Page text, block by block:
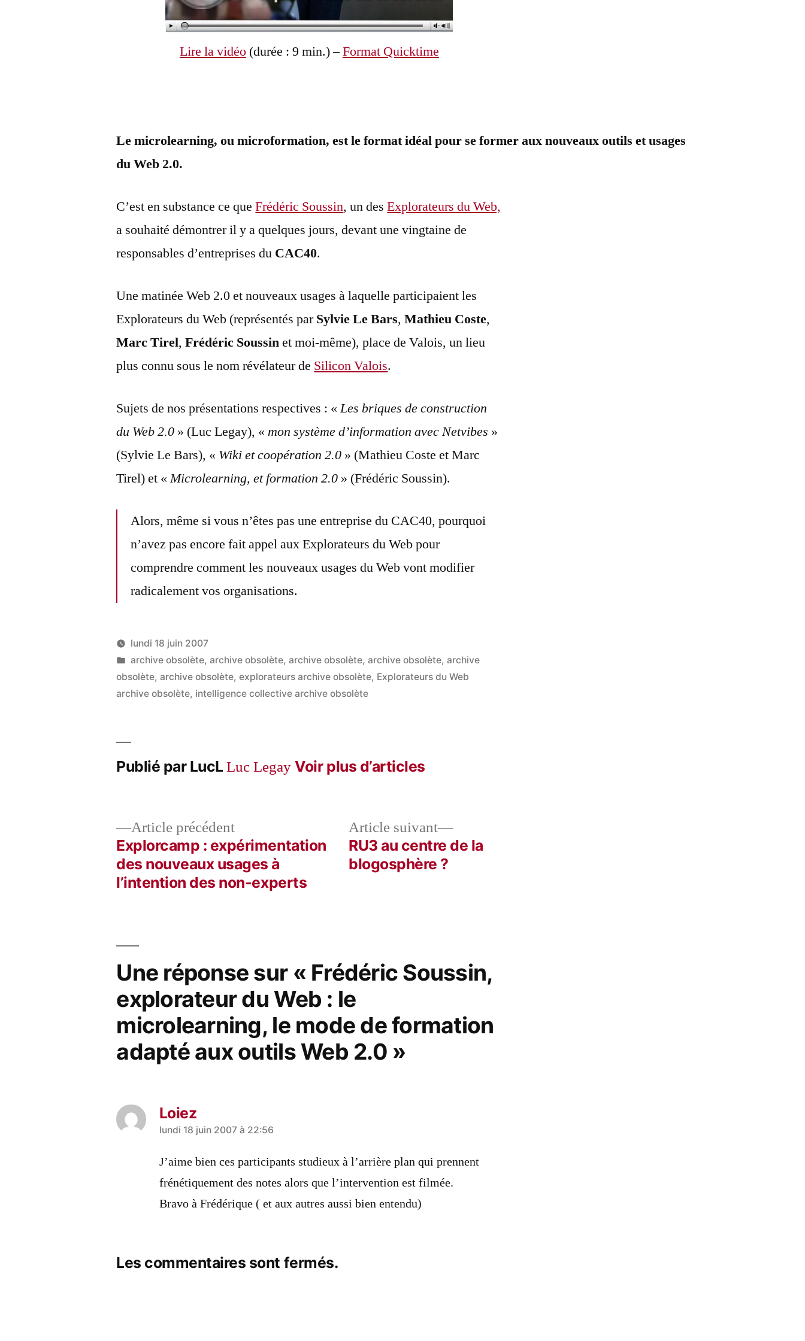
formation
aux
Lire la vidéo(durée : 9 min.) –Format Quicktime
Le microlearning, ou microformation, est le format idéal pour se former aux nouveaux outils et usages
du Web 2.0.
C’est en substance ce queFrédéric Soussin, un desExplorateurs du Web,
a souhaité démontrer il y a quelques jours, devant une vingtaine de
responsables d’entreprises du CAC40.
Une matinée Web 2.0 et nouveaux usages à laquelle participaient les
Explorateurs du Web (représentés parSylvie Le Bars,Mathieu Coste,
Marc Tirel,Frédéric Soussinet moi-même), place de Valois, un lieu
plus connu sous le nom révélateur de Silicon Valois.
Sujets de nos présentations respectives : «Les briques de construction
du Web 2.0 » (Luc Legay), «mon système d’information avec Netvibes »
(Sylvie Le Bars), « Wiki et coopération 2.0 » (Mathieu Coste et Marc
Tirel) et «Microlearning, et formation 2.0 » (Frédéric Soussin).
Alors, même si vous n’êtes pas une entreprise du CAC40, pourquoi
n’avez pas encore fait appel aux Explorateurs du Web pour
comprendre comment les nouveaux usages du Web vont modifier
radicalement vos organisations.
Publié
par
LucL
lundi 18 juin 2007
Publié
dans
archive obsolète,archive obsolète,archive obsolète,archive obsolète,archive
obsolète,archive obsolète,explorateurs archive obsolète, Explorateurs du Web
archive obsolète, intelligence collective archive obsolète
Publié par LucLLuc Legay Voir plus d’articles
Navigation
Article précédentArticle
précédent :
Explorcamp : expérimentation
des nouveaux usages à
l’intention des non-experts
Article suivant
Article
suivant :
RU3 au centre de la
blogosphère ?
Une réponse sur « Frédéric Soussin,
explorateur du Web : le
microlearning, le mode de formation
adapté aux outils Web 2.0 »
Loiez
a
dit :
lundi 18 juin 2007 à 22:56
J’aime bien ces participants studieux à l’arrière plan qui prennent
frénétiquement des notes alors que l’intervention est filmée.
Bravo à Frédérique ( et aux autres aussi bien entendu)
Les commentaires sont fermés.